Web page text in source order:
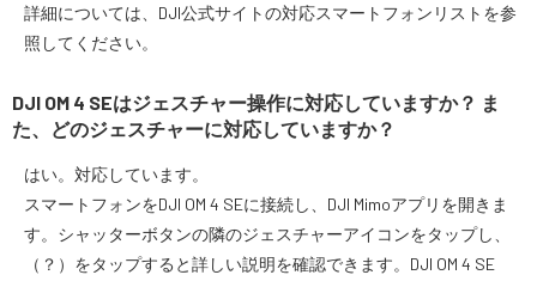
詳細については、DJI公式サイトの対応スマートフォンリストを参
照してください。
DJI OM 4 SEはジェスチャー操作に対応していますか？ ま
た、どのジェスチャーに対応していますか？
はい。対応しています。
スマートフォンをDJI OM 4 SEに接続し、DJI Mimoアプリを開きま
す。シャッターボタンの隣のジェスチャーアイコンをタップし、
（？）をタップすると詳しい説明を確認できます。DJI OM 4 SE